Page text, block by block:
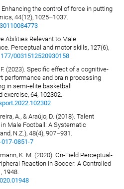
Enhancing the control of force in putting
44(12), 1025–1037.
Abilities Relevant to Male
Perceptual and motor skills, 127(6),
0031512520930158
F. (2023). Specific effect of a cognitive-
performance and brain processing
in semi-elite basketball
exercise, 64, 102302.
A., & Araújo, D. (2018). Talent
Male Football: A Systematic
N.Z.), 48(4), 907–931.
0851-7
K. M. (2020). On-Field Perceptual-
Reaction in Soccer: A Controlled
1948.